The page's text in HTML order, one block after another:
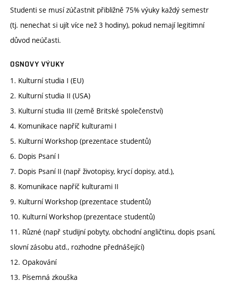
Studenti se musí zúčastnit přibližně 75% výuky každý semestr
(tj. nenechat si ujít více než 3 hodiny), pokud nemají legitimní
důvod neúčasti.
OSNOVY VÝUKY
1. Kulturní studia I (EU)
2. Kulturní studia II (USA)
3. Kulturní studia III (země Britské společenství)
4. Komunikace napříč kulturami I
5. Kulturní Workshop (prezentace studentů)
6. Dopis Psaní I
7. Dopis Psaní II (např životopisy, krycí dopisy, atd.),
8. Komunikace napříč kulturami II
9. Kulturní Workshop (prezentace studentů)
10. Kulturní Workshop (prezentace studentů)
11. Různé (např studijní pobyty, obchodní angličtinu, dopis psaní,
slovní zásobu atd., rozhodne přednášející)
12. Opakování
13. Písemná zkouška